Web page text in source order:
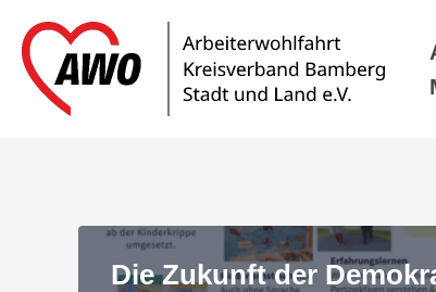
Zum
Inhalt
springen
Die Zukunft der